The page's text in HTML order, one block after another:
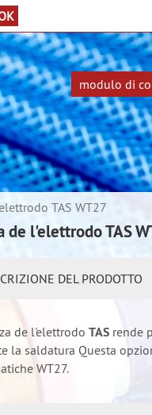
modulo di
TAS WT27
de l'elettrodo TAS
DEL PRODOTTO
de l'elettrodo TASrende
la saldatura Questa
WT27.